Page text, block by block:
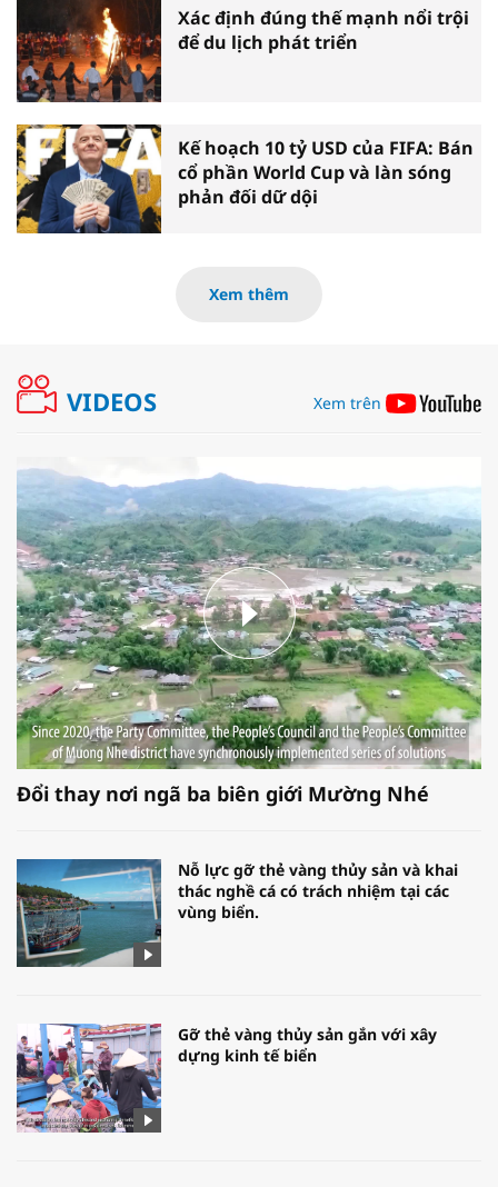
Xác định đúng thế mạnh nổi trội
để du lịch phát triển
Kế hoạch 10 tỷ USD của FIFA: Bán
cổ phần World Cup và làn sóng
phản đối dữ dội
Xem thêm
VIDEOS Xem trên
Đổi thay nơi ngã ba biên giới Mường Nhé
Nỗ lực gỡ thẻ vàng thủy sản và khai
thác nghề cá có trách nhiệm tại các
vùng biển.
Gỡ thẻ vàng thủy sản gắn với xây
dựng kinh tế biển